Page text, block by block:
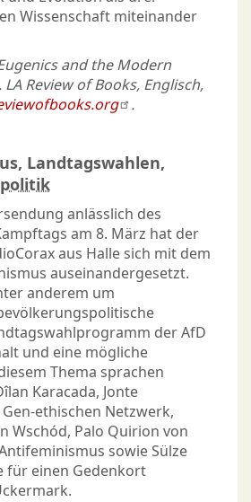
Wissenschaft miteinander
and the Modern
Review of Books, Englisch,
.
Landtagswahlen,
anlässlich des
am 8. März hat der
aus Halle sich mit dem
auseinandergesetzt.
anderem um
der AfD
und eine mögliche
Thema sprachen
Karacada, Jonte
ethischen Netzwerk,
Wschód, Palo Quirion von
sowie Sülze
für einen Gedenkort